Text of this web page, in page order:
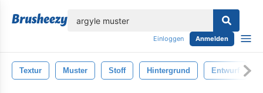
Einloggen Anmelden
Textur Muster Stoff Hintergrund Entwurf